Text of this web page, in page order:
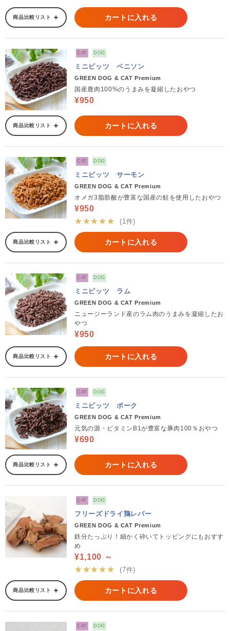
商品比較リスト カートに入れる
CAT DOG
ミニビッツ ベニソン
GREEN DOG & CAT Premium
国産鹿肉100%のうまみを凝縮したおやつ
¥950
商品比較リスト カートに入れる
CAT DOG
ミニビッツ サーモン
GREEN DOG & CAT Premium
オメガ3脂肪酸が豊富な国産の鮭を使用したおやつ
¥950
★★★★★
(1件)
商品比較リスト カートに入れる
CAT DOG
ミニビッツ ラム
GREEN DOG & CAT Premium
ニュージーランド産のラム肉のうまみを凝縮したお
やつ
¥950
商品比較リスト カートに入れる
CAT DOG
ミニビッツ ポーク
GREEN DOG & CAT Premium
元気の源・ビタミンB1が豊富な豚肉100％おやつ
¥690
商品比較リスト カートに入れる
CAT DOG
フリーズドライ鶏レバー
GREEN DOG & CAT Premium
鉄分たっぷり！細かく砕いてトッピングにもおすす
め
¥1,100 ～
★★★★★
(7件)
商品比較リスト カートに入れる
CAT DOG